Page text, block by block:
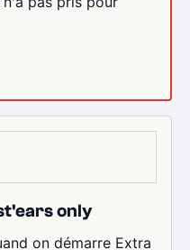
only
on démarre Extra